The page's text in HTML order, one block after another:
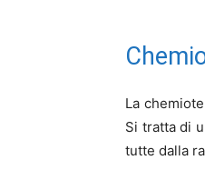
La
Si tratta di
tutte dalla